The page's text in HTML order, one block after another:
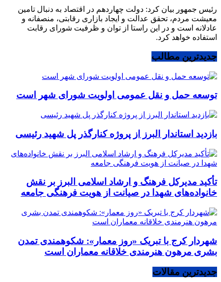
رئیس جمهور بیان کرد: دولت چهاردهم در اقتصاد به دنبال تامین
معیشت مردم، تحقق عدالت و ایجاد بازاری رقابتی، منصفانه و
عادلانه است و در این راستا از توان و ظرفیت شورای رقابت
استفاده خواهد کرد.
جدیدترین مطالب
توسعه حمل و نقل عمومی اولویت شورای شهر است
بازدید استاندار البرز از پروژه کنارگذر پل شهید رئیسی
تأکید مدیرکل فرهنگ و ارشاد اسلامی البرز بر نقش
خانواده‌های شهدا در صیانت از هویت فرهنگی جامعه
شهردار کرج با تبریک «روز معمار»: شکوهمندی تمدن
بشری مرهون هنرمندی خلاقانه معماران است
جدیدترین مقالات